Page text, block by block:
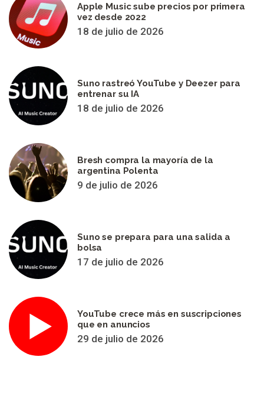
Apple Music sube precios por primera
vez desde 2022
18 de julio de 2026
Suno rastreó YouTube y Deezer para
entrenar su IA
18 de julio de 2026
Bresh compra la mayoría de la
argentina Polenta
9 de julio de 2026
Suno se prepara para una salida a
bolsa
17 de julio de 2026
YouTube crece más en suscripciones
que en anuncios
29 de julio de 2026